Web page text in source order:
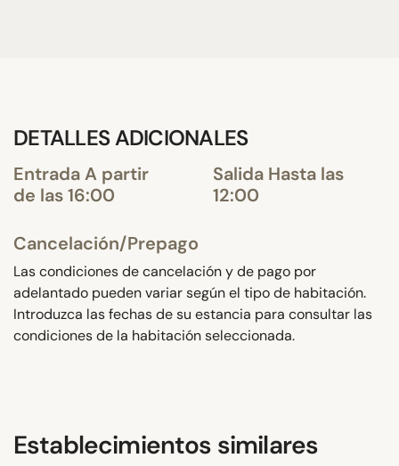
DETALLES ADICIONALES
Entrada A partir
de las 16:00
Salida Hasta las
12:00
Cancelación/Prepago
Las condiciones de cancelación y de pago por
adelantado pueden variar según el tipo de habitación.
Introduzca las fechas de su estancia para consultar las
condiciones de la habitación seleccionada.
Establecimientos similares